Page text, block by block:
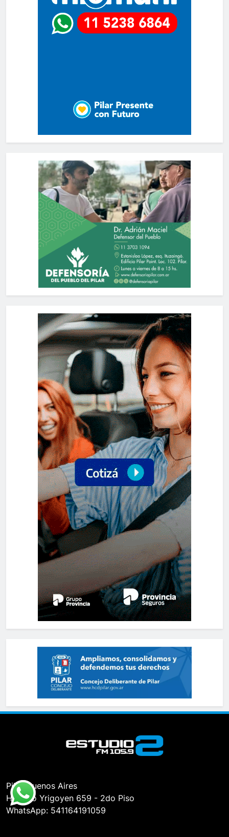
Pilar, Buenos Aires
Hipólito Yrigoyen 659 - 2do Piso
WhatsApp: 541164191059